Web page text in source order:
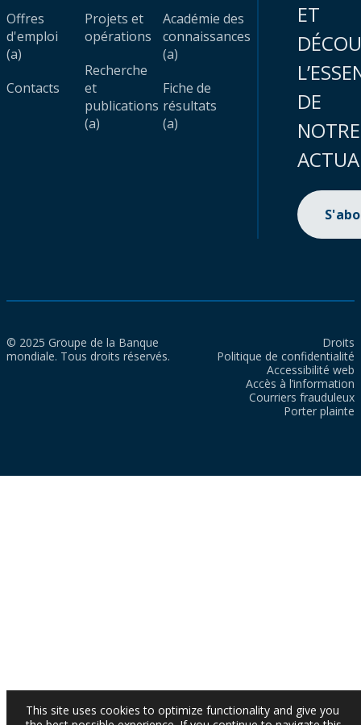
Offres
d'emploi
(a)
Contacts
Projets et
opérations
Recherche
et
publications
(a)
Académie des
connaissances
(a)
Fiche de
résultats
(a)
ET
DE
NOTRE
© 2025 Groupe de la Banque
mondiale. Tous droits réservés.
Droits
Politique de confidentialité
Accessibilité web
Accès à l’information
Courriers frauduleux
Porter plainte
This site uses cookies to optimize functionality and give you